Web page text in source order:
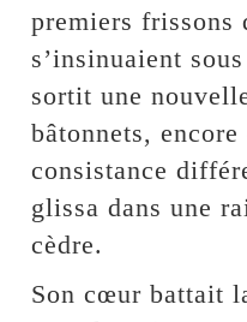
premiers frissons
s’insinuaient
sortit une
bâtonnets,
consistance
glissa dans une
cèdre.
Son cœur battait